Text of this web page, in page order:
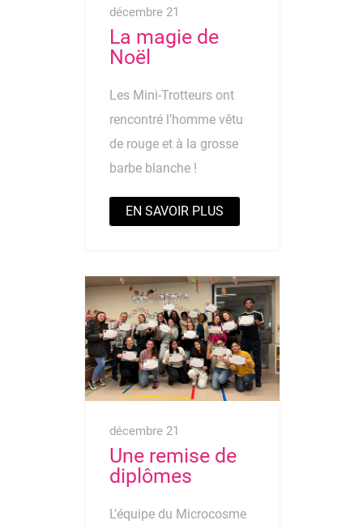
décembre 21
La magie de
Noël
Les Mini-Trotteurs ont
rencontré l’homme vêtu
de rouge et à la grosse
barbe blanche !
EN SAVOIR PLUS
décembre 21
Une remise de
diplômes
L’équipe du Microcosme